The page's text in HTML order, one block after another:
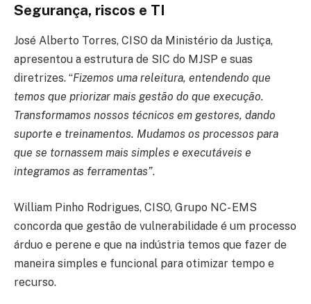
Segurança, riscos e TI
José Alberto Torres, CISO da Ministério da Justiça,
apresentou a estrutura de SIC do MJSP e suas
diretrizes. “Fizemos uma releitura, entendendo que
temos que priorizar mais gestão do que execução.
Transformamos nossos técnicos em gestores, dando
suporte e treinamentos. Mudamos os processos para
que se tornassem mais simples e executáveis e
integramos as ferramentas”.
William Pinho Rodrigues, CISO, Grupo NC- EMS
concorda que gestão de vulnerabilidade é um processo
árduo e perene e que na indústria temos que fazer de
maneira simples e funcional para otimizar tempo e
recurso.